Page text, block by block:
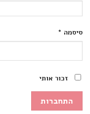
סיסמה *
זכור אותי
התחברות